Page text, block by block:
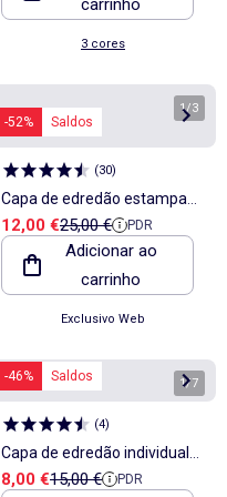
3 cores
-52% Saldos
1/3
(30)
Capa de edredão estampada
'axadrezado' - Casal
Preço de venda
12,00 €Preço de referência
25,00 € PDR
Adicionar ao
carrinho
Exclusivo Web
-46% Saldos 1/7
(4)
Capa de edredão individual
140x200
Preço de venda
8,00 €Preço de referência
15,00 € PDR